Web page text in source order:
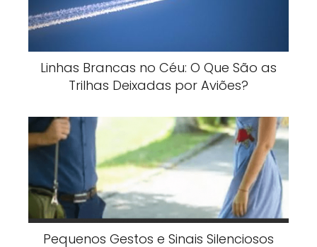
Linhas Brancas no Céu: O Que São as
Trilhas Deixadas por Aviões?
Pequenos Gestos e Sinais Silenciosos